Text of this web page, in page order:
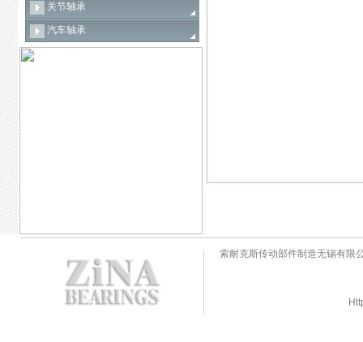
关节轴承
汽车轴承
索耐克斯传动部件制造无锡有限